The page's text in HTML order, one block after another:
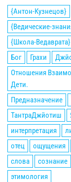
{Антон-Кузнецов}
{Ведические-
{Школа-Ведаврата}
Бог
Грахи
Отношения
Дети.
Предназначение
ТантраДжйотиш
интерпретация
отец
ощущения
слова
сознание
этимология